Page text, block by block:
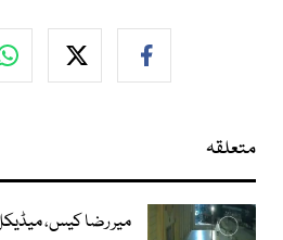
متعلقہ
میر رضا کیس،